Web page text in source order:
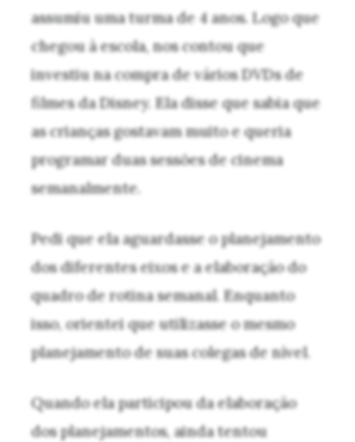
assumiu uma turma de 4 anos. Logo que
chegou à escola, nos contou que
investiu na compra de vários DVDs de
filmes da Disney. Ela disse que sabia que
as crianças gostavam muito e queria
programar duas sessões de cinema
semanalmente.
Pedi que ela aguardasse o planejamento
dos diferentes eixos e a elaboração do
quadro de rotina semanal. Enquanto
isso, orientei que utilizasse o mesmo
planejamento de suas colegas de nível.
Quando ela participou da elaboração
dos planejamentos, ainda tentou